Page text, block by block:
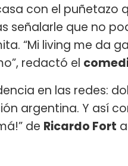
con el puñetazo
señalarle que no
“Mi living me da
redactó el
en las redes:
argentina. Y así
de Ricardo Fort a